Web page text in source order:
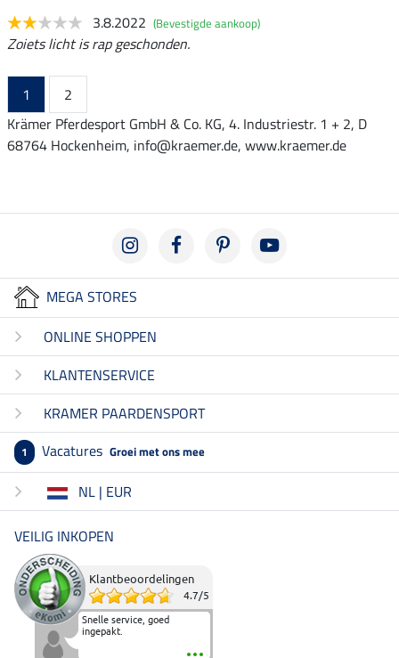
3.8.2022 (Bevestigde aankoop)
Zoiets licht is rap geschonden.
1
2
Krämer Pferdesport GmbH & Co. KG, 4. Industriestr. 1 + 2, D
68764 Hockenheim, info@kraemer.de, www.kraemer.de
MEGA STORES
ONLINE SHOPPEN
KLANTENSERVICE
KRAMER PAARDENSPORT
1 Vacatures Groei met ons mee
NL | EUR
VEILIG INKOPEN
Klantbeoordelingen
4.7/5
Snelle service, goed
ingepakt.